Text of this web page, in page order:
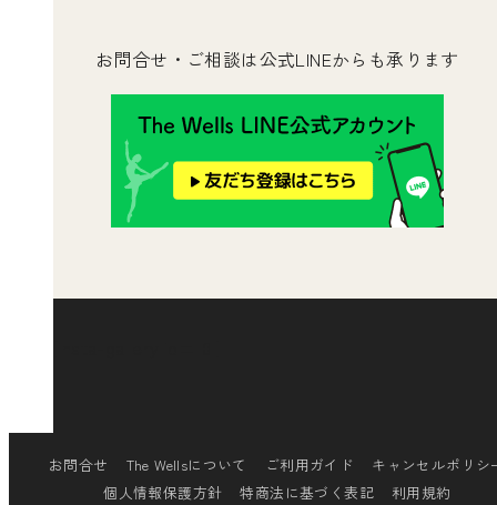
お問合せ・ご相談は公式LINEからも承ります
お問合せ The Wellsについて ご利用ガイド
キャンセルポリシ
個人情報保護方針
特商法に基づく表記 利用規約